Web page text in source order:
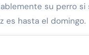
su perro
es hasta el domingo.